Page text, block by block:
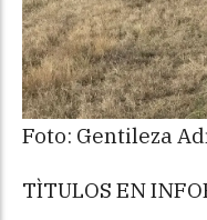
Foto: Gentileza
TÌTULOS EN